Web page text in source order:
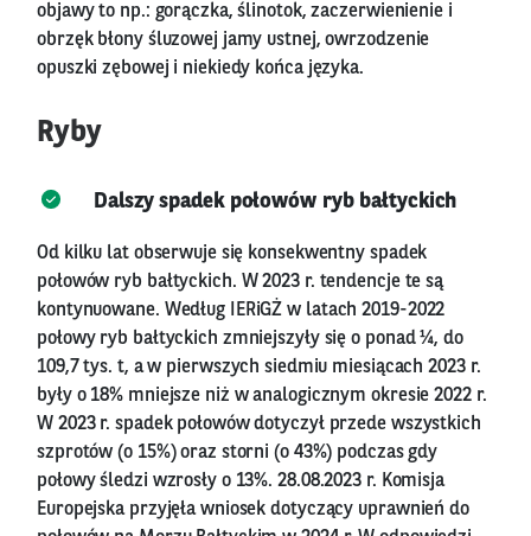
objawy to np.: gorączka, ślinotok, zaczerwienienie i
obrzęk błony śluzowej jamy ustnej, owrzodzenie
opuszki zębowej i niekiedy końca języka.
Ryby
Dalszy spadek połowów ryb bałtyckich
Od kilku lat obserwuje się konsekwentny spadek
połowów ryb bałtyckich. W 2023 r. tendencje te są
kontynuowane. Według IERiGŻ w latach 2019-2022
połowy ryb bałtyckich zmniejszyły się o ponad ¼, do
109,7 tys. t, a w pierwszych siedmiu miesiącach 2023 r.
były o 18% mniejsze niż w analogicznym okresie 2022 r.
W 2023 r. spadek połowów dotyczył przede wszystkich
szprotów (o 15%) oraz storni (o 43%) podczas gdy
połowy śledzi wzrosły o 13%. 28.08.2023 r. Komisja
Europejska przyjęła wniosek dotyczący uprawnień do